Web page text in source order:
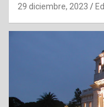
29 diciembre, 2023